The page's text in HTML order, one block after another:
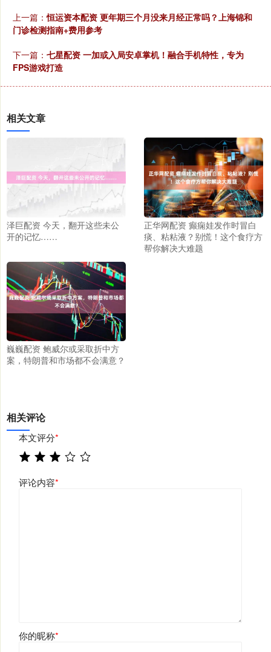
上一篇：恒运资本配资 更年期三个月没来月经正常吗？上海锦和
门诊检测指南+费用参考
下一篇： 七星配资 一加或入局安卓掌机！融合手机特性，专为
FPS游戏打造
相关文章
泽巨配资 今天，翻开这些未公
开的记忆……
正华网配资 癫痫娃发作时冒白
痰、粘粘液？别慌！这个食疗方
帮你解决大难题
巍巍配资 鲍威尔或采取折中方
案，特朗普和市场都不会满意？
相关评论
本文评分*
评论内容*
你的昵称*